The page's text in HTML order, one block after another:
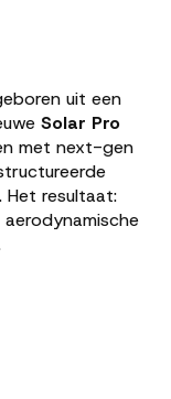
uit een
Solar Pro
met next-gen
Het resultaat: